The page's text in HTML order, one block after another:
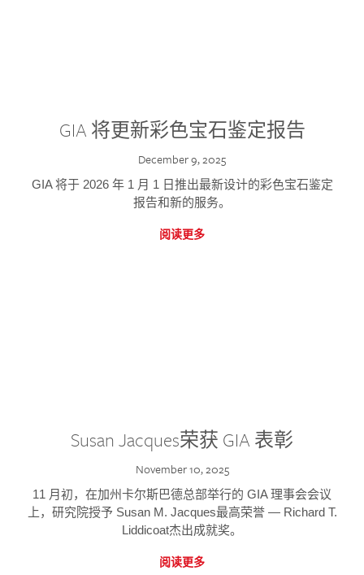
GIA 将更新彩色宝石鉴定报告
December 9, 2025
GIA 将于 2026 年 1 月 1 日推出最新设计的彩色宝石鉴定
报告和新的服务。
阅读更多
Susan Jacques荣获 GIA 表彰
November 10, 2025
11 月初，在加州卡尔斯巴德总部举行的 GIA 理事会会议
上，研究院授予 Susan M. Jacques最高荣誉 — Richard T.
Liddicoat杰出成就奖。
阅读更多